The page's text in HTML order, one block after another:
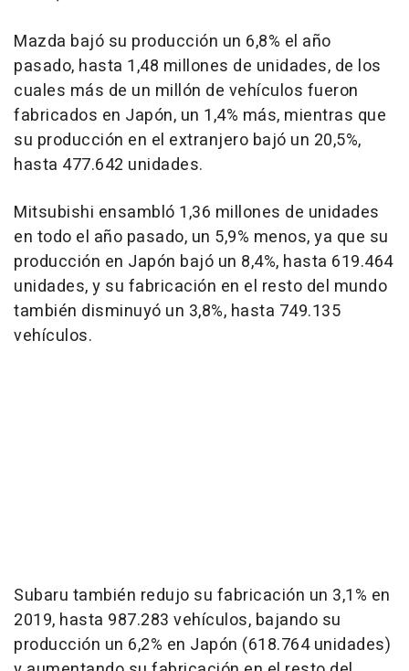
Mazda bajó su producción un 6,8% el año
pasado, hasta 1,48 millones de unidades, de los
cuales más de un millón de vehículos fueron
fabricados en Japón, un 1,4% más, mientras que
su producción en el extranjero bajó un 20,5%,
hasta 477.642 unidades.
Mitsubishi ensambló 1,36 millones de unidades
en todo el año pasado, un 5,9% menos, ya que su
producción en Japón bajó un 8,4%, hasta 619.464
unidades, y su fabricación en el resto del mundo
también disminuyó un 3,8%, hasta 749.135
vehículos.
Subaru también redujo su fabricación un 3,1% en
2019, hasta 987.283 vehículos, bajando su
producción un 6,2% en Japón (618.764 unidades)